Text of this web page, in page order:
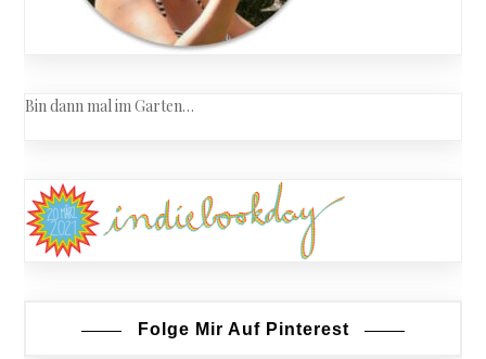
Bin dann mal im Garten…
Folge Mir Auf Pinterest